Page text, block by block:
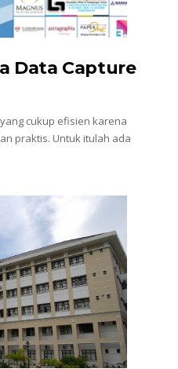
Data Capture
cukup efisien karena
praktis. Untuk itulah ada